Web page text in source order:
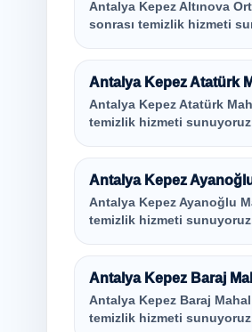
Antalya Kepez Altınova
sonrası temizlik hizmeti
Antalya Kepez Atatürk
Antalya Kepez Atatürk
temizlik hizmeti
Antalya Kepez
Antalya Kepez Ayanoğlu
temizlik hizmeti
Antalya Kepez Baraj
Antalya Kepez Baraj
temizlik hizmeti